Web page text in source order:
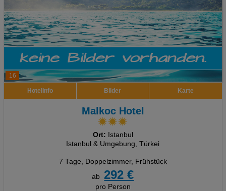
16
Hotelinfo Bilder Karte
Malkoc Hotel
Ort: Istanbul
Istanbul & Umgebung, Türkei
7 Tage, Doppelzimmer, Frühstück
ab
292 €
pro Person